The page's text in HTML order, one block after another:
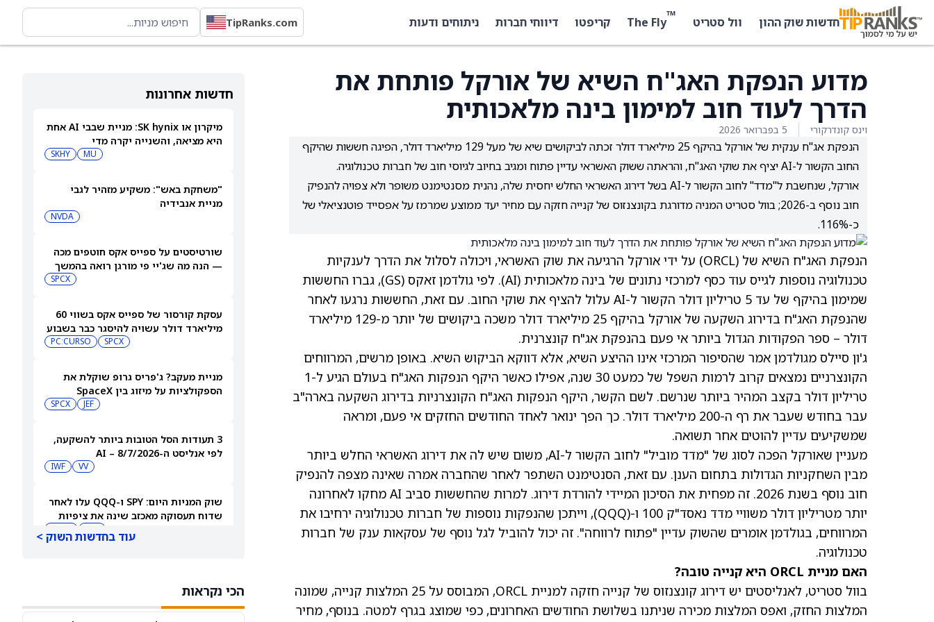
חדשות שוק ההון וול סטריט ™
The Fly קריפטו דיווחי חברות ניתוחים ודעות TipRanks.com
חדשות אחרונות
מיקרון או SK hynix: מניית שבבי AI אחת
היא מציאה, והשנייה יקרה מדי
MU
SKHY
"משחקת באש": משקיע מזהיר לגבי
מניית אנבידיה
NVDA
שורטיסטים על ספייס אקס חוטפים מכה
— הנה מה שג'יי פי מורגן רואה בהמשך
SPCX
עסקת קורסור של ספייס אקס בשווי 60
מיליארד דולר עשויה להיסגר כבר בשבוע
SPCX
PC:CURSO
מניית מעקב? ג'פריס גרופ שוקלת את
הספקולציות על מיזוג בין SpaceX
JEF
SPCX
3 תעודות הסל הטובות ביותר להשקעה,
לפי אנליסט ה-AI – 8/7/2026
VV
IWF
שוק המניות היום: SPY ו-QQQ עלו לאחר
שדוח תעסוקה מאכזב שינה את ציפיות
עוד בחדשות השוק >
הכי נקראות
מדוע הנפקת האג"ח השיא של אורקל פותחת את
הדרך לעוד חוב למימון בינה מלאכותית
וינס קונדרקורי 5 בפברואר 2026
הנפקת אג"ח ענקית של אורקל בהיקף 25 מיליארד דולר זכתה לביקושים שיא של מעל 129 מיליארד דולר, הפיגה חששות שהיקף
החוב הקשור ל-AI יציף את שוקי האג"ח, והראתה ששוק האשראי עדיין פתוח ומגיב בחיוב לגיוסי חוב של חברות טכנולוגיה.
אורקל, שנחשבת ל"מדד" לחוב הקשור ל-AI בשל דירוג האשראי החלש יחסית שלה, נהנית מסנטימנט משופר ולא צפויה להנפיק
חוב נוסף ב-2026; בוול סטריט המניה מדורגת בקונצנזוס של קנייה חזקה עם מחיר יעד ממוצע שמרמז על אפסייד פוטנציאלי של
כ-116%.
הנפקת האג"ח השיא של (ORCL)
על ידי אורקל הרגיעה את שוק האשראי, ויכולה לסלול את הדרך לענקיות
טכנולוגיה נוספות לגייס עוד כסף למרכזי נתונים של בינה מלאכותית (AI). לפי גולדמן זאקס
(GS)
, גברו החששות
שמימון בהיקף של עד 5 טריליון דולר הקשור ל-AI עלול להציף את שוקי החוב. עם זאת, החששות נרגעו לאחר
שהנפקת האג"ח בדירוג השקעה של אורקל בהיקף 25 מיליארד דולר משכה ביקושים של יותר מ-129 מיליארד
דולר – ספר הפקודות הגדול ביותר אי פעם בהנפקת אג"ח קונצרנית.
ג'ון סיילס מגולדמן אמר שהסיפור המרכזי אינו ההיצע השיא, אלא דווקא הביקוש השיא. באופן מרשים, המרווחים
הקונצרניים נמצאים קרוב לרמות השפל של כמעט 30 שנה, אפילו כאשר היקף הנפקות האג"ח בעולם הגיע ל-1
טריליון דולר בקצב המהיר ביותר שנרשם. לשם הקשר, היקף הנפקות האג"ח הקונצרניות בדירוג השקעה בארה"ב
עבר בחודש שעבר את רף ה-200 מיליארד דולר. כך הפך ינואר לאחד החודשים החזקים אי פעם, ומראה
שמשקיעים עדיין להוטים אחר תשואה.
מעניין שאורקל הפכה לסוג של "מדד מוביל" לחוב הקשור ל-AI, משום שיש לה את דירוג האשראי החלש ביותר
מבין השחקניות הגדולות בתחום הענן. עם זאת, הסנטימנט השתפר לאחר שהחברה אמרה שאינה מצפה להנפיק
חוב נוסף בשנת 2026. זה מפחית את הסיכון המיידי להורדת דירוג. למרות שהחששות סביב AI מחקו לאחרונה
יותר מטריליון דולר משוויי מדד נאסד"ק 100 ו-
(QQQ)
, וייתכן שהנפקות נוספות של חברות טכנולוגיה ירחיבו את
המרווחים, בגולדמן אומרים שהשוק עדיין "פתוח לרווחה". זה יכול להוביל לגל נוסף של עסקאות ענק של חברות
טכנולוגיה.
האם מניית ORCL היא קנייה טובה?
בוול סטריט, לאנליסטים יש דירוג קונצנזוס של קנייה חזקה למניית ORCL, המבוסס על 25 המלצות קנייה, שמונה
המלצות החזק, ואפס המלצות מכירה שניתנו בשלושת החודשים האחרונים, כפי שמוצג בגרף למטה. בנוסף, מחיר